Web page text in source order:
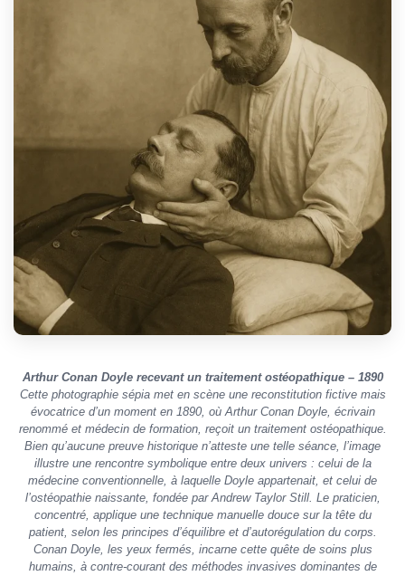
Arthur Conan Doyle recevant un traitement ostéopathique – 1890
Cette photographie sépia met en scène une reconstitution fictive mais
évocatrice d’un moment en 1890, où Arthur Conan Doyle, écrivain
renommé et médecin de formation, reçoit un traitement ostéopathique.
Bien qu’aucune preuve historique n’atteste une telle séance, l’image
illustre une rencontre symbolique entre deux univers : celui de la
médecine conventionnelle, à laquelle Doyle appartenait, et celui de
l’ostéopathie naissante, fondée par Andrew Taylor Still. Le praticien,
concentré, applique une technique manuelle douce sur la tête du
patient, selon les principes d’équilibre et d’autorégulation du corps.
Conan Doyle, les yeux fermés, incarne cette quête de soins plus
humains, à contre-courant des méthodes invasives dominantes de